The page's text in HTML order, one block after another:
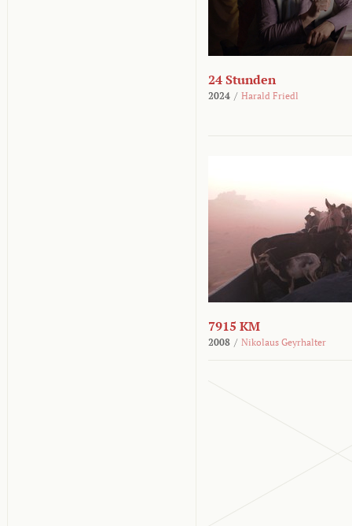
24 Stunden
2024 / Harald Friedl
7915 KM
2008 / Nikolaus Geyrhalter